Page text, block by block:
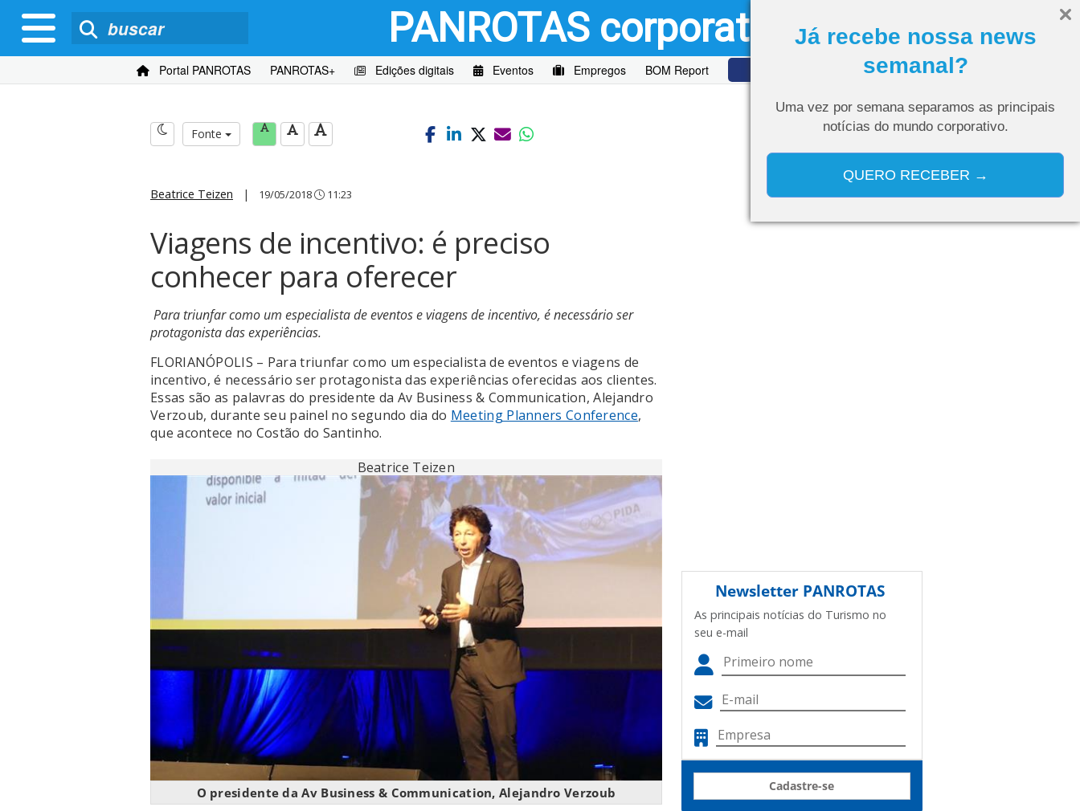
Já recebe nossa news
semanal?
Uma vez por semana separamos as principais
notícias do mundo corporativo.
QUERO RECEBER →
PANROTAS corporativo
Portal PANROTAS PANROTAS+ Edições digitais Eventos Empregos BOM Report Curso de IA
Fonte
Beatrice Teizen | 19/05/2018 11:23
Viagens de incentivo: é preciso
conhecer para oferecer
Para triunfar como um especialista de eventos e viagens de incentivo, é necessário ser
protagonista das experiências.
FLORIANÓPOLIS – Para triunfar como um especialista de eventos e viagens de
incentivo, é necessário ser protagonista das experiências oferecidas aos clientes.
Essas são as palavras do presidente da Av Business & Communication, Alejandro
Verzoub, durante seu painel no segundo dia do Meeting Planners Conference,
que acontece no Costão do Santinho.
Beatrice Teizen
O presidente da Av Business & Communication, Alejandro Verzoub
Newsletter PANROTAS
As principais notícias do Turismo no
seu e-mail
Cadastre-se